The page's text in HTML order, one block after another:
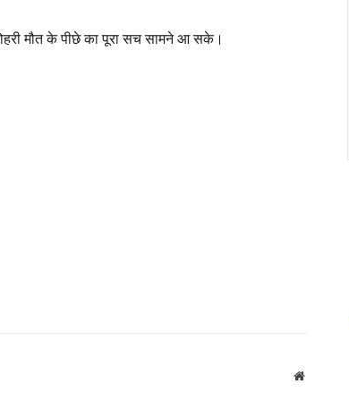
मौत के पीछे का पूरा सच सामने आ सके।
Website